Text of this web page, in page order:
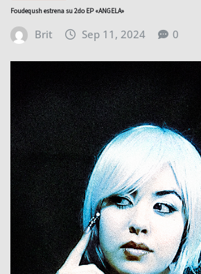
Foudeqush estrena su 2do EP «ANGELA»
Brit Sep 11, 2024 0